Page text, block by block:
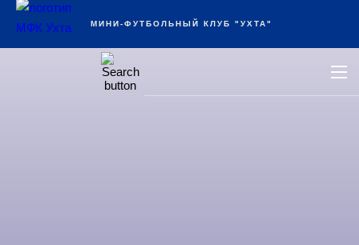
Ухта МИНИ-ФУТБОЛЬНЫЙ КЛУБ "УХТА"